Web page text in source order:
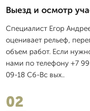
Выезд и осмотр
Специалист Егор
оценивает рельеф,
объем работ. Если
нами по телефону +7
09-18 Сб-Вс вых..
02